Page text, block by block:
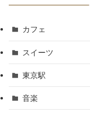
カフェ
スイーツ
東京駅
音楽